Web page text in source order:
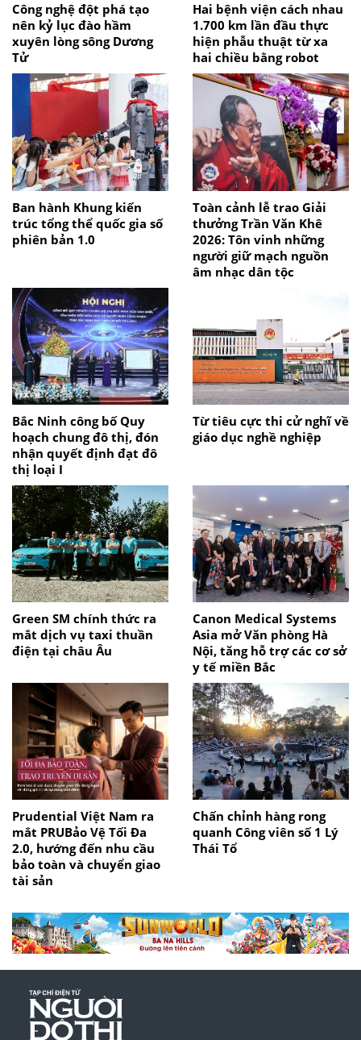
Công nghệ đột phá tạo
nên kỷ lục đào hầm
xuyên lòng sông Dương
Tử
Hai bệnh viện cách nhau
1.700 km lần đầu thực
hiện phẫu thuật từ xa
hai chiều bằng robot
Ban hành Khung kiến
trúc tổng thể quốc gia số
phiên bản 1.0
Toàn cảnh lễ trao Giải
thưởng Trần Văn Khê
2026: Tôn vinh những
người giữ mạch nguồn
âm nhạc dân tộc
Bắc Ninh công bố Quy
hoạch chung đô thị, đón
nhận quyết định đạt đô
thị loại I
Từ tiêu cực thi cử nghĩ về
giáo dục nghề nghiệp
Green SM chính thức ra
mắt dịch vụ taxi thuần
điện tại châu Âu
Canon Medical Systems
Asia mở Văn phòng Hà
Nội, tăng hỗ trợ các cơ sở
y tế miền Bắc
Prudential Việt Nam ra
mắt PRUBảo Vệ Tối Đa
2.0, hướng đến nhu cầu
bảo toàn và chuyển giao
tài sản
Chấn chỉnh hàng rong
quanh Công viên số 1 Lý
Thái Tổ